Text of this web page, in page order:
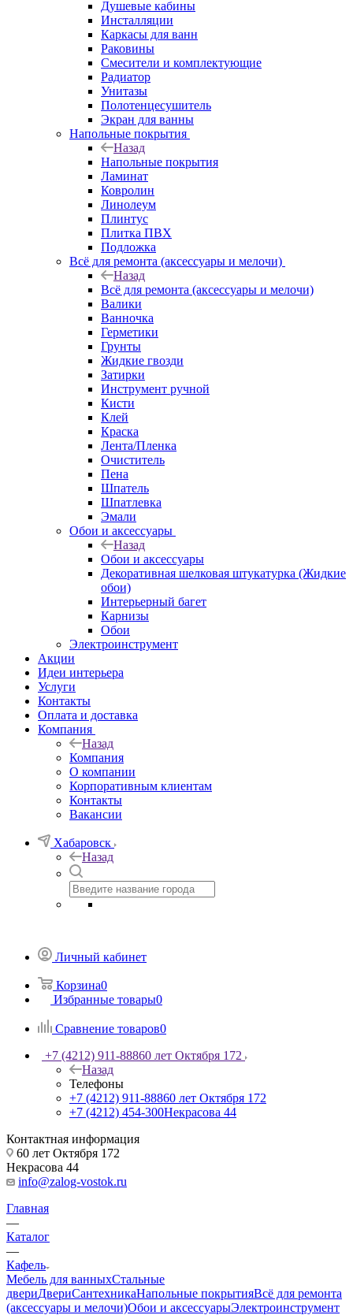
Душевые кабины
Инсталляции
Каркасы для ванн
Раковины
Смесители и комплектующие
Радиатор
Унитазы
Полотенцесушитель
Экран для ванны
Напольные покрытия
Назад
Напольные покрытия
Ламинат
Ковролин
Линолеум
Плинтус
Плитка ПВХ
Подложка
Всё для ремонта (аксессуары и мелочи)
Назад
Всё для ремонта (аксессуары и мелочи)
Валики
Ванночка
Герметики
Грунты
Жидкие гвозди
Затирки
Инструмент ручной
Кисти
Клей
Краска
Лента/Пленка
Очиститель
Пена
Шпатель
Шпатлевка
Эмали
Обои и аксессуары
Назад
Обои и аксессуары
Декоративная шелковая штукатурка (Жидкие
обои)
Интерьерный багет
Карнизы
Обои
Электроинструмент
Акции
Идеи интерьера
Услуги
Контакты
Оплата и доставка
Компания
Назад
Компания
О компании
Корпоративным клиентам
Контакты
Вакансии
Хабаровск
Назад
Личный кабинет
Корзина0
Избранные товары0
Сравнение товаров0
+7 (4212) 911-88860 лет Октября 172
Назад
Телефоны
+7 (4212) 911-88860 лет Октября 172
+7 (4212) 454-300Некрасова 44
Контактная информация
60 лет Октября 172
Некрасова 44
info@zalog-vostok.ru
Главная
—
Каталог
—
Кафель
Мебель для ванныхСтальные
двериДвериСантехникаНапольные покрытияВсё для ремонта
(аксессуары и мелочи)Обои и аксессуарыЭлектроинструмент